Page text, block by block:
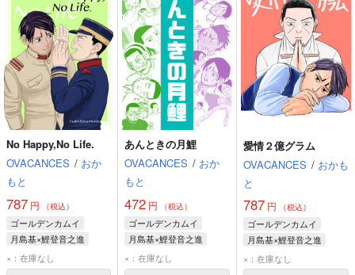
No Happy,No Life.
OVACANCES / おか
もと
787 円 （税込）
ゴールデンカムイ
月島基×鯉登音之進
月島基
鯉登音之進
×：在庫なし
あんときの月鯉
OVACANCES / おか
もと
472 円 （税込）
ゴールデンカムイ
月島基×鯉登音之進
月島基
鯉登音之進
×：在庫なし
愛情２億グラム
OVACANCES / おかも
と
787円 （税込）
ゴールデンカムイ
月島基×鯉登音之進
月島基
鯉登音之進
×：在庫なし